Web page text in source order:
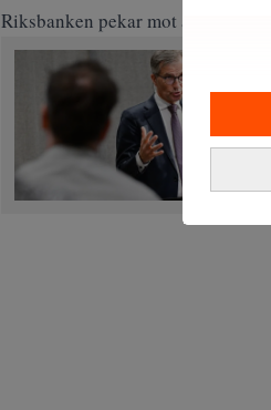
Riksbanken pekar mot att en ny